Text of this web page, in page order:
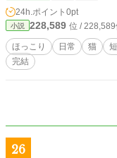
24h.ポイント 0pt
小説 228,589 位 /
ほっこり 日常 猫
完結
26